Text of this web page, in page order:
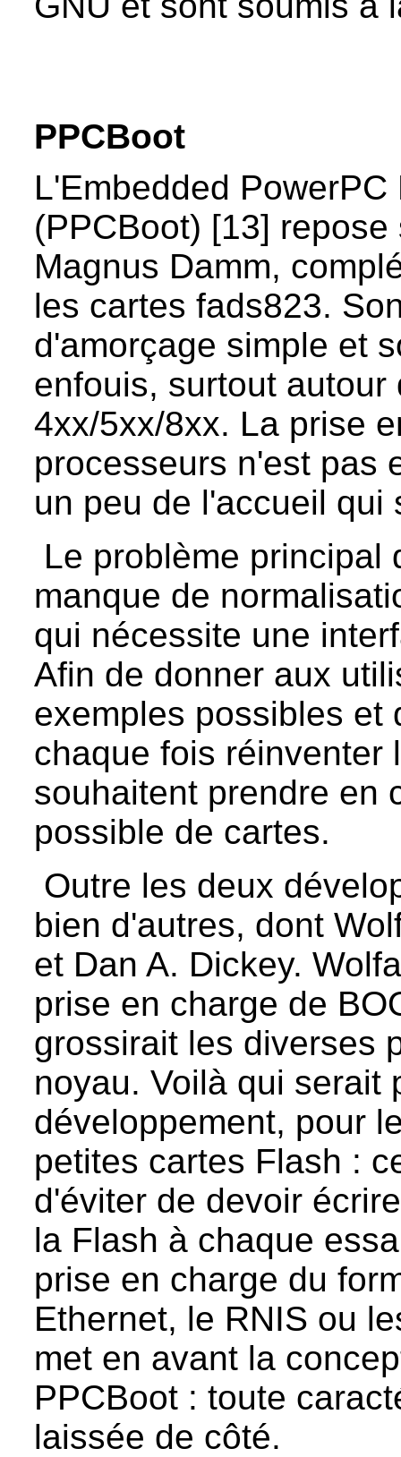
PPCBoot
L'Embedded
(PPCBoot) [13]
Magnus Damm,
les cartes fads823.
d'amorçage simple et
enfouis, surtout
4xx/5xx/8xx. La prise
processeurs n'est pas
un peu de l'accueil qui
Le problème principal
manque de
qui nécessite une
Afin de donner aux
exemples possibles et
chaque fois réinventer
souhaitent prendre en
possible de cartes.
Outre les deux
bien d'autres, dont
et Dan A. Dickey.
prise en charge de
grossirait les diverses
noyau. Voilà qui serait
développement, pour
petites cartes Flash :
d'éviter de devoir
la Flash à chaque
prise en charge du
Ethernet, le RNIS ou
met en avant la
PPCBoot : toute
laissée de côté.